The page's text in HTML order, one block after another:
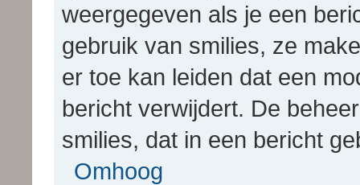
weergegeven als je een
gebruik van smilies, ze
er toe kan leiden dat een
bericht verwijdert. De
smilies, dat in een bericht
Omhoog